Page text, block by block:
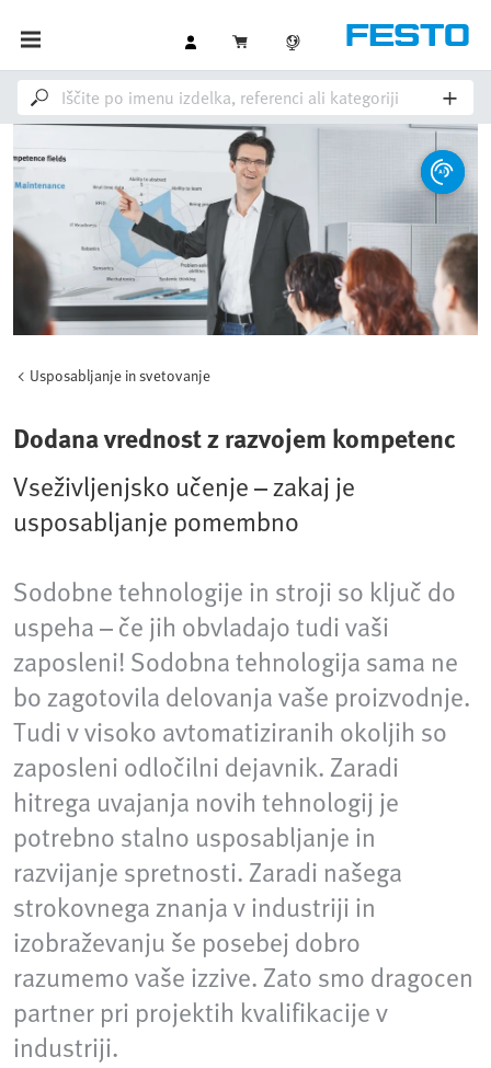
Usposabljanje in svetovanje
Dodana vrednost z razvojem kompetenc
Vseživljenjsko učenje – zakaj je
usposabljanje pomembno
Sodobne tehnologije in stroji so ključ do
uspeha – če jih obvladajo tudi vaši
zaposleni! Sodobna tehnologija sama ne
bo zagotovila delovanja vaše proizvodnje.
Tudi v visoko avtomatiziranih okoljih so
zaposleni odločilni dejavnik. Zaradi
hitrega uvajanja novih tehnologij je
potrebno stalno usposabljanje in
razvijanje spretnosti. Zaradi našega
strokovnega znanja v industriji in
izobraževanju še posebej dobro
razumemo vaše izzive. Zato smo dragocen
partner pri projektih kvalifikacije v
industriji.